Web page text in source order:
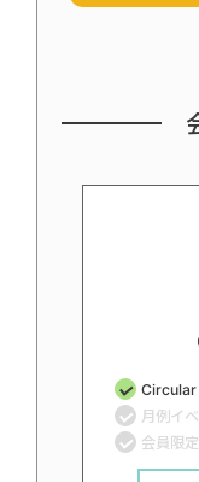
Circular
月例イ
会員限